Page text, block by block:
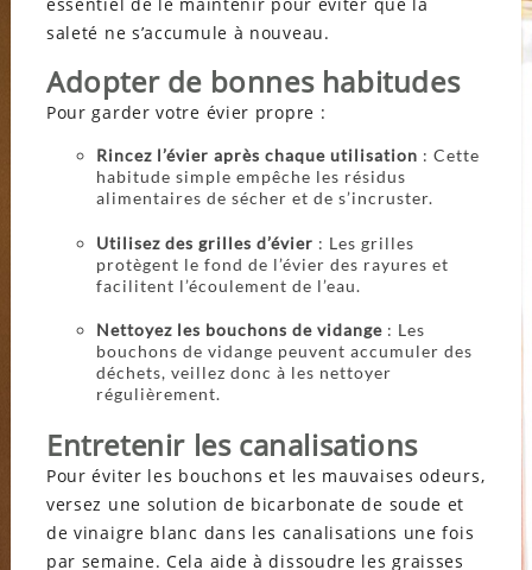
saleté ne s’accumule à nouveau.
Adopter de bonnes habitudes
Pour garder votre évier propre :
Rincez l’évier après chaque utilisation : Cette
habitude simple empêche les résidus
alimentaires de sécher et de s’incruster.
Utilisez des grilles d’évier : Les grilles
protègent le fond de l’évier des rayures et
facilitent l’écoulement de l’eau.
Nettoyez les bouchons de vidange: Les
bouchons de vidange peuvent accumuler des
déchets, veillez donc à les nettoyer
régulièrement.
Entretenir les canalisations
Pour éviter les bouchons et les mauvaises odeurs,
versez une solution de bicarbonate de soude et
de vinaigre blanc dans les canalisations une fois
par semaine. Cela aide à dissoudre les graisses